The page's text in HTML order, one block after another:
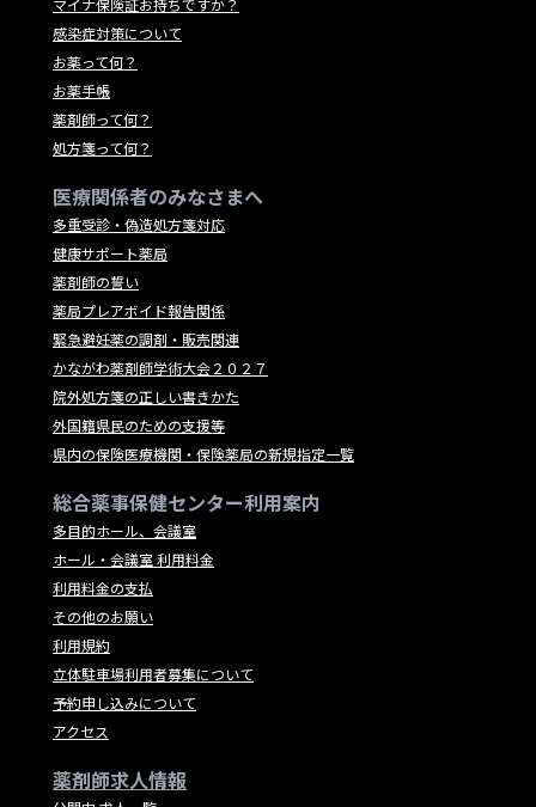
マイナ保険証お持ちですか？
感染症対策について
お薬って何？
お薬手帳
薬剤師って何？
処方箋って何？
医療関係者のみなさまへ
多重受診・偽造処方箋対応
健康サポート薬局
薬剤師の誓い
薬局プレアボイド報告関係
緊急避妊薬の調剤・販売関連
かながわ薬剤師学術大会２０２７
院外処方箋の正しい書きかた
外国籍県民のための支援等
県内の保険医療機関・保険薬局の新規指定一覧
総合薬事保健センター利用案内
多目的ホール、会議室
ホール・会議室 利用料金
利用料金の支払
その他のお願い
利用規約
立体駐車場利用者募集について
予約申し込みについて
アクセス
薬剤師求人情報